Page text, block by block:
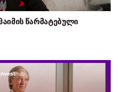
წარმატებული